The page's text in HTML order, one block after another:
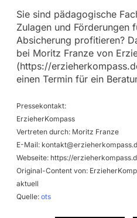
Sie sind pädagogische
Zulagen und Förderungen
Absicherung profitieren?
bei Moritz Franze von
(https://
einen Termin für ein
Pressekontakt:
ErzieherKompass
Vertreten durch: Moritz Franze
E-Mail:
Webseite: https://
Original-Content von:
aktuell
Quelle: ots